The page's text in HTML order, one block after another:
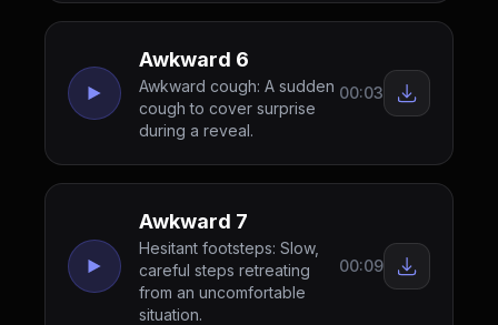
Awkward 6
Awkward cough: A sudden
cough to cover surprise
during a reveal.
00:03
Awkward 7
Hesitant footsteps: Slow,
careful steps retreating
from an uncomfortable
situation.
00:09